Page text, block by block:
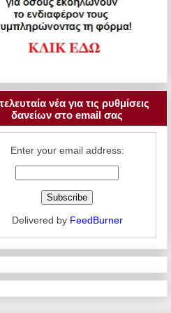
νέα για τις ρυθμίσεις
δανείων στο email σας
Enter your email address:
Delivered by FeedBurner